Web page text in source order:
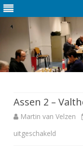
Assen 2 –
Martin van Velzen
uitgeschakeld